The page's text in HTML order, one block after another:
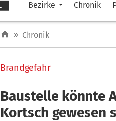
Bezirke Chronik
» Chronik
Brandgefahr
Baustelle könnte
Kortsch gewesen